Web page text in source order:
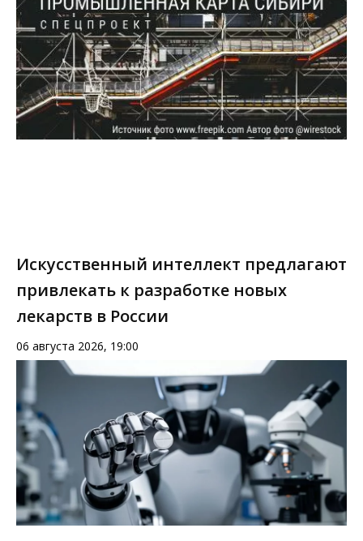
Искусственный интеллект предлагают
привлекать к разработке новых
лекарств в России
06 августа 2026, 19:00